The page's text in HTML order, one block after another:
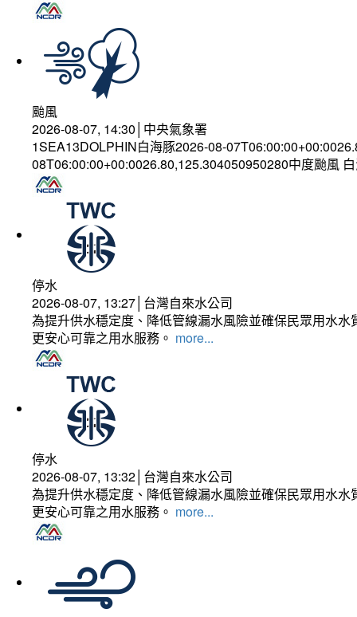
颱風
2026-08-07, 14:30│中央氣象署
1SEA13DOLPHIN白海豚2026-08-
08T06:00:00+00:0026.80,125.304050950280中度颱風
停水
2026-08-07, 13:27│台灣自來水公司
為提升供水穩定度、降低管線漏水風險並確保民眾用水
更安心可靠之用水服務。 more...
停水
2026-08-07, 13:32│台灣自來水公司
為提升供水穩定度、降低管線漏水風險並確保民眾用水
更安心可靠之用水服務。 more...